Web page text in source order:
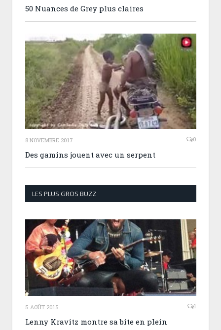
50 Nuances de Grey plus claires
8 NOVEMBRE 2017 0
Des gamins jouent avec un serpent
LES PLUS GROS BUZZ
5 AOÛT 2015 1
Lenny Kravitz montre sa bite en plein